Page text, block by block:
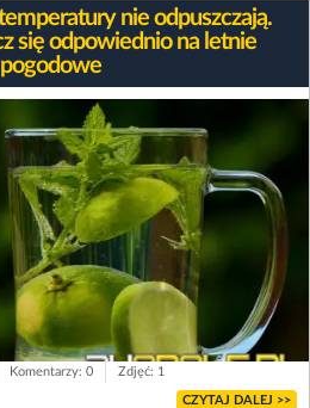
nie odpuszczają.
się odpowiednio na letnie
Komentarzy: 0 Zdjęć: 1
CZYTAJ DALEJ >>